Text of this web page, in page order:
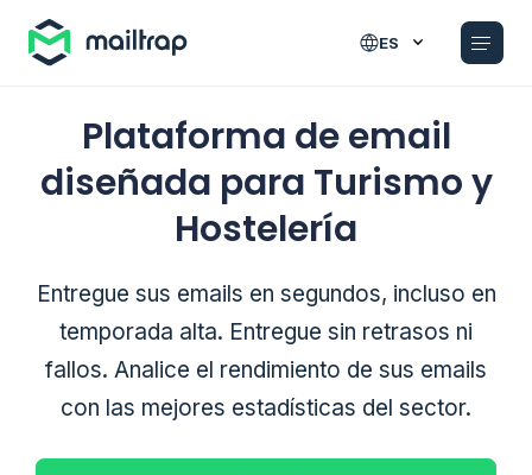
ES
Plataforma de email
diseñada para Turismo y
Hostelería
Entregue sus emails en segundos, incluso en
temporada alta. Entregue sin retrasos ni
fallos. Analice el rendimiento de sus emails
con las mejores estadísticas del sector.